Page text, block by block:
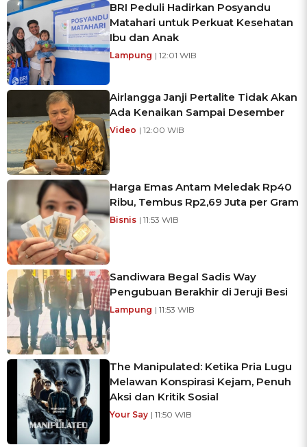
BRI Peduli Hadirkan Posyandu
Matahari untuk Perkuat Kesehatan
Ibu dan Anak
Lampung | 12:01 WIB
Airlangga Janji Pertalite Tidak Akan
Ada Kenaikan Sampai Desember
Video | 12:00 WIB
Harga Emas Antam Meledak Rp40
Ribu, Tembus Rp2,69 Juta per Gram
Bisnis | 11:53 WIB
Sandiwara Begal Sadis Way
Pengubuan Berakhir di Jeruji Besi
Lampung | 11:53 WIB
The Manipulated: Ketika Pria Lugu
Melawan Konspirasi Kejam, Penuh
Aksi dan Kritik Sosial
Your Say | 11:50 WIB